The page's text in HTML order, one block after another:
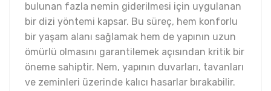
bulunan fazla nemin giderilmesi için uygulanan
bir dizi yöntemi kapsar. Bu süreç, hem konforlu
bir yaşam alanı sağlamak hem de yapının uzun
ömürlü olmasını garantilemek açısından kritik bir
öneme sahiptir. Nem, yapının duvarları, tavanları
ve zeminleri üzerinde kalıcı hasarlar bırakabilir.